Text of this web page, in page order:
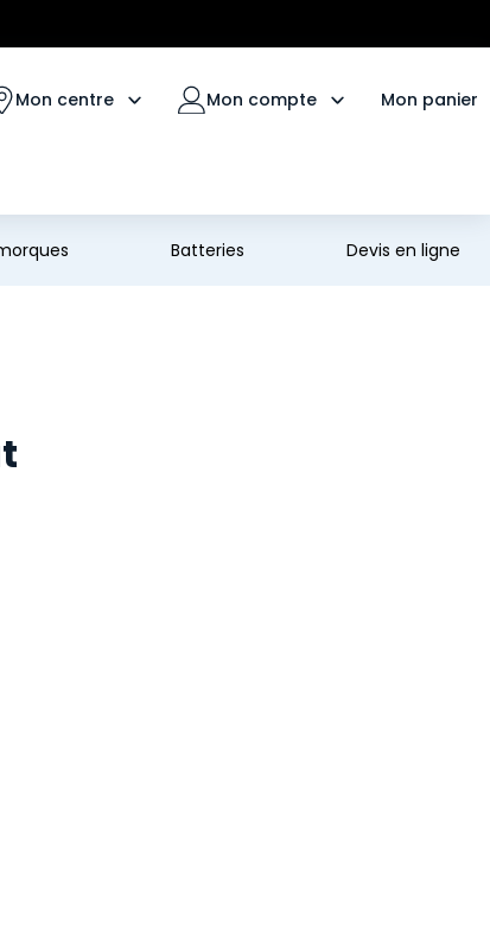
Mon centre Mon compte Mon panier
Batteries Devis en ligne